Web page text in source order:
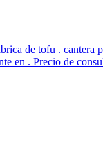
de tofu .
en . Precio de